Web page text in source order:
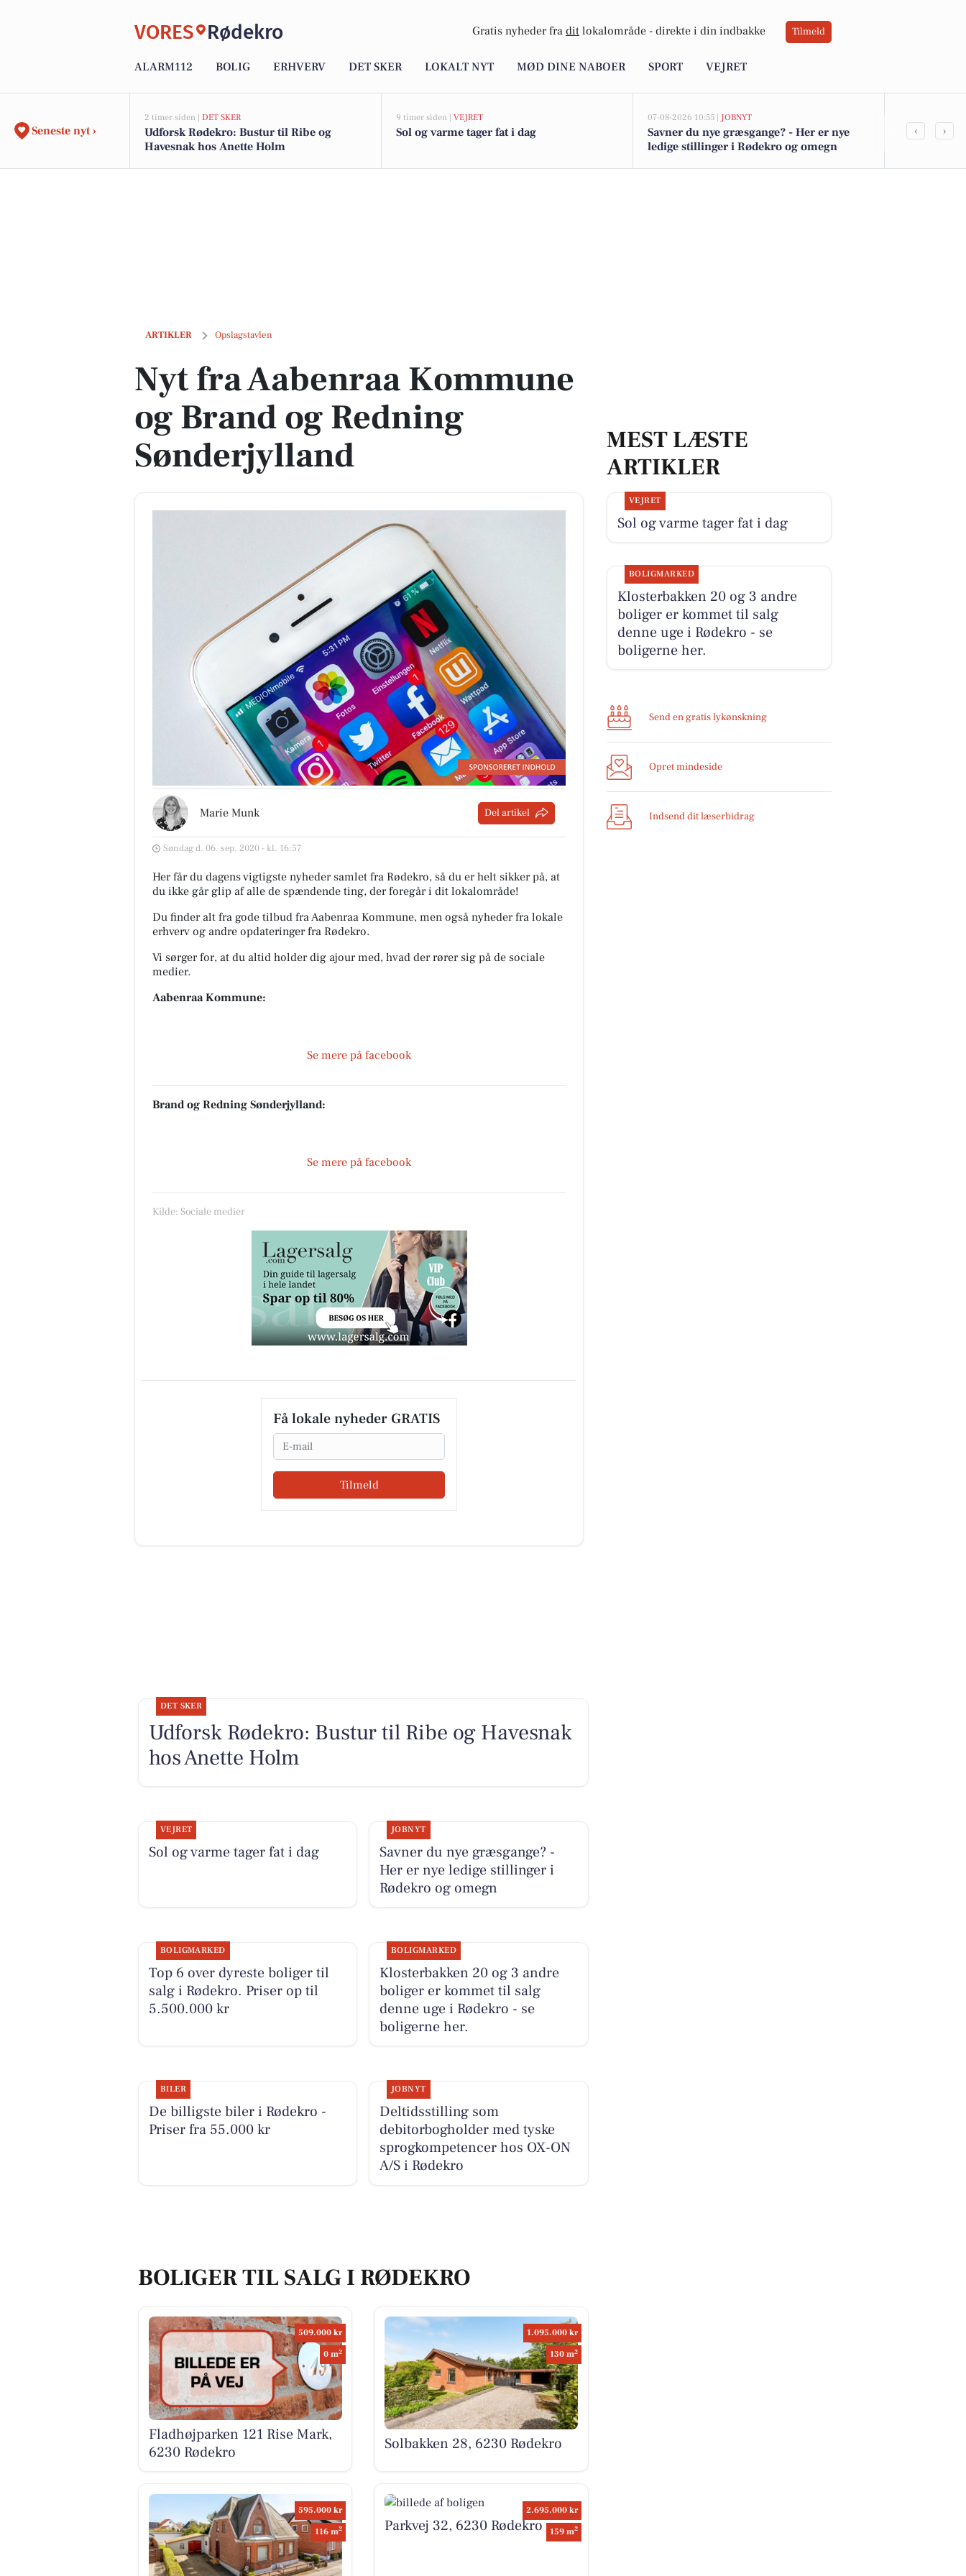
VORES Rødekro Gratis nyheder fra dit lokalområde - direkte i din indbakke Tilmeld
ALARM112 BOLIG ERHVERV DET SKER LOKALT NYT MØD DINE NABOER SPORT VEJRET
Seneste nyt ›
2 timer siden | DET SKER
Udforsk Rødekro: Bustur til Ribe og
Havesnak hos Anette Holm
9 timer siden | VEJRET
Sol og varme tager fat i dag
07-08-2026 10:55 | JOBNYT
Savner du nye græsgange? - Her er nye
ledige stillinger i Rødekro og omegn
Top 6 over
‹ ›
ARTIKLER Opslagstavlen
Nyt fra Aabenraa Kommune og Brand og Redning Sønderjylland
Nyt fra Aabenraa Kommune
og Brand og Redning
Sønderjylland
Marie Munk Del artikel
Søndag d. 06. sep. 2020 - kl. 16:57
Her får du dagens vigtigste nyheder samlet fra Rødekro, så du er helt sikker på, at
du ikke går glip af alle de spændende ting, der foregår i dit lokalområde!
Du finder alt fra gode tilbud fra Aabenraa Kommune, men også nyheder fra lokale
erhverv og andre opdateringer fra Rødekro.
Vi sørger for, at du altid holder dig ajour med, hvad der rører sig på de sociale
medier.
Aabenraa Kommune:
Se mere på facebook
Brand og Redning Sønderjylland:
Se mere på facebook
Kilde: Sociale medier
Få lokale nyheder GRATIS
Email
Tilmeld
MEST LÆSTE
ARTIKLER
VEJRET
Sol og varme tager fat i dag
BOLIGMARKED
Klosterbakken 20 og 3 andre
boliger er kommet til salg
denne uge i Rødekro - se
boligerne her.
Send en gratis lykønskning
Opret mindeside
Indsend dit læserbidrag
DET SKER
Udforsk Rødekro: Bustur til Ribe og Havesnak
hos Anette Holm
VEJRET
Sol og varme tager fat i dag
JOBNYT
Savner du nye græsgange? -
Her er nye ledige stillinger i
Rødekro og omegn
BOLIGMARKED
Top 6 over dyreste boliger til
salg i Rødekro. Priser op til
5.500.000 kr
BOLIGMARKED
Klosterbakken 20 og 3 andre
boliger er kommet til salg
denne uge i Rødekro - se
boligerne her.
BILER
De billigste biler i Rødekro -
Priser fra 55.000 kr
JOBNYT
Deltidsstilling som
debitorbogholder med tyske
sprogkompetencer hos OX-ON
A/S i Rødekro
BOLIGER TIL SALG I RØDEKRO
509.000 kr
0 m2
Fladhøjparken 121 Rise Mark,
6230 Rødekro
1.095.000 kr
130 m2
Solbakken 28, 6230 Rødekro
595.000 kr
116 m2
2.695.000 kr
159 m2
Parkvej 32, 6230 Rødekro